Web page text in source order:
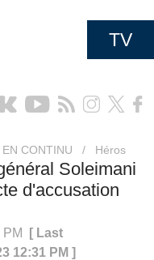
TV
EN CONTINU / Héros
Soleimani
d'accusation
PM
[ Last
12:31 PM ]